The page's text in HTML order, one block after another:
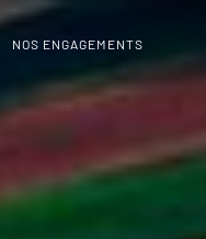
NOS ENGAGEMENTS